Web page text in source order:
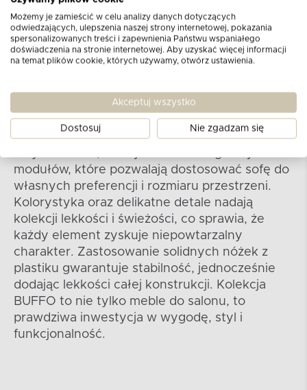
Kolekcja BUFFO
elegancję, ale również nawiązuje do stylu
boho, tworząc unikalną harmonię w każdym
pomieszczeniu. Dbając o różnorodność i
modułów, które pozwalają dostosować sofę do
własnych preferencji i rozmiaru przestrzeni.
Kolorystyka oraz delikatne detale nadają
kolekcji lekkości i świeżości, co sprawia, że
każdy element zyskuje niepowtarzalny
charakter. Zastosowanie solidnych nóżek z
plastiku gwarantuje stabilność, jednocześnie
dodając lekkości całej konstrukcji. Kolekcja
BUFFO to nie tylko meble do salonu, to
prawdziwa inwestycja w wygodę, styl i
funkcjonalność.
Możemy je zamieścić w celu analizy danych dotyczących
odwiedzających, ulepszenia naszej strony internetowej, pokazania
spersonalizowanych treści i zapewnienia Państwu wspaniałego
doświadczenia na stronie internetowej. Aby uzyskać więcej informacji
na temat plików cookie, których używamy, otwórz ustawienia.
Akceptuj wszystko
Dostosuj Nie zgadzam się